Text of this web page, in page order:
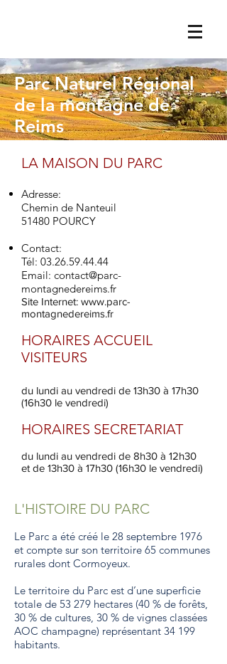
Parc Naturel Régional
de la montagne de
Reims
LA MAISON DU PARC
Adresse:
Chemin de Nanteuil
51480 POURCY
Contact:
Tél: 03.26.59.44.44
Email: contact@parc-
montagnedereims.fr
Site Internet: www.parc-
montagnedereims.fr
HORAIRES ACCUEIL
VISITEURS
du lundi au vendredi de 13h30 à 17h30
(16h30 le vendredi)
HORAIRES SECRETARIAT
du lundi au vendredi de 8h30 à 12h30
et de 13h30 à 17h30 (16h30 le vendredi)
L'HISTOIRE DU PARC
Le Parc a été créé le 28 septembre 1976
et compte sur son territoire 65 communes
rurales dont Cormoyeux.
Le territoire du Parc est d’une superficie
totale de 53 279 hectares (40 % de forêts,
30 % de cultures, 30 % de vignes classées
AOC champagne) représentant 34 199
habitants.